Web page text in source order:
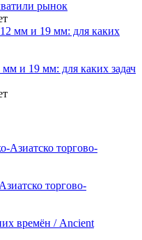
рынок
и 19 мм: для каких задач
торгово-